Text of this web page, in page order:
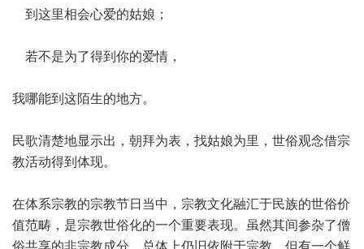
到这里相会心爱的姑娘；
若不是为了得到你的爱情，
我哪能到这陌生的地方。
民歌清楚地显示出，朝拜为表，找姑娘为里，世俗观念借宗
教活动得到体现。
在体系宗教的宗教节日当中，宗教文化融汇于民族的世俗价
值范畴，是宗教世俗化的一个重要表现。虽然其间参杂了僧
俗共享的非宗教成分，总体上仍旧依附于宗教，但有一个鲜